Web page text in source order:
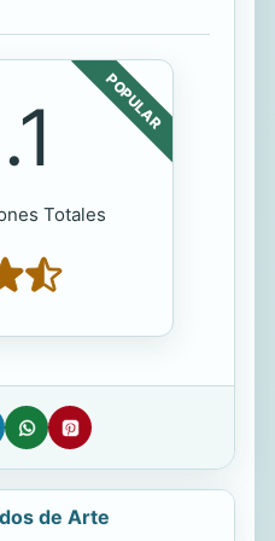
POPULAR
Totales
de Arte